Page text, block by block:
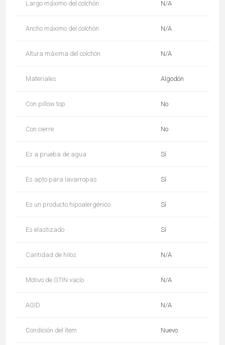
Largo máximo del colchón N/A
Ancho máximo del colchón N/A
Altura máxima del colchón N/A
Materiales Algodón
Con pillow top No
Con cierre No
Es a prueba de agua Sí
Es apto para lavarropas Sí
Es un producto hipoalergénico Sí
Es elastizado Sí
Cantidad de hilos N/A
Motivo de GTIN vacío N/A
AGID N/A
Condición del ítem Nuevo